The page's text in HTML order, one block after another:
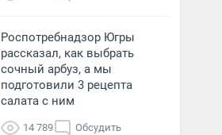
Роспотребнадзор Югры
рассказал, как выбрать
сочный арбуз, а мы
подготовили 3 рецепта
салата с ним
14 789 Обсудить